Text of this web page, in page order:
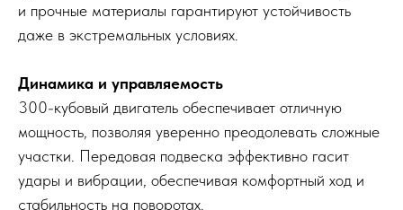
и прочные материалы гарантируют устойчивость
даже в экстремальных условиях.
Динамика и управляемость
300-кубовый двигатель обеспечивает отличную
мощность, позволяя уверенно преодолевать сложные
участки. Передовая подвеска эффективно гасит
удары и вибрации, обеспечивая комфортный ход и
стабильность на поворотах.